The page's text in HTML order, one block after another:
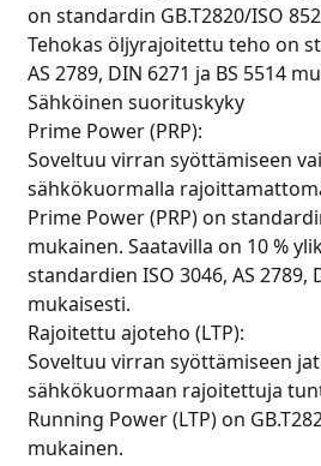
on standardin GB.T2820/ISO
Tehokas öljyrajoitettu teho on
AS 2789, DIN 6271 ja BS 5514
Sähköinen suorituskyky
Prime Power (PRP):
Soveltuu virran syöttämiseen
sähkökuormalla
Prime Power (PRP) on
mukainen. Saatavilla on 10 %
standardien ISO 3046, AS 2789,
mukaisesti.
Rajoitettu ajoteho (LTP):
Soveltuu virran syöttämiseen
sähkökuormaan rajoitettuja
Running Power (LTP) on
mukainen.